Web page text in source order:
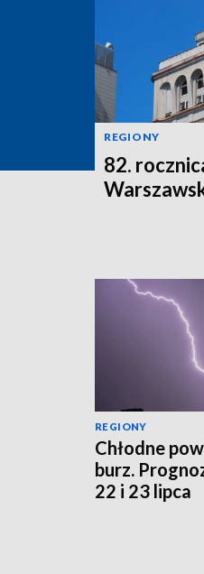
REGIONY
82.
REGIONY
Chłodne
burz.
22 i 23 lipca